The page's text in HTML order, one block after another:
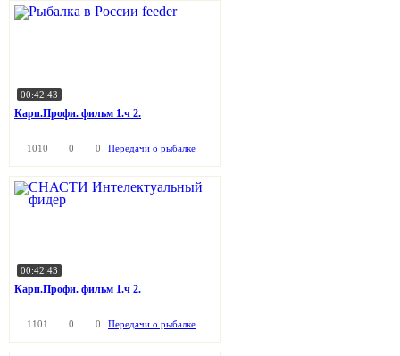
00:42:43
Карп.Профи. фильм 1.ч 2.
1010 0 0 Передачи о рыбалке
00:42:43
Карп.Профи. фильм 1.ч 2.
1101 0 0 Передачи о рыбалке